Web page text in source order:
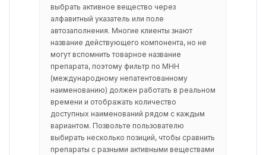
выбрать активное вещество через
алфавитный указатель или поле
автозаполнения. Многие клиенты знают
название действующего компонента, но не
могут вспомнить товарное название
препарата, поэтому фильтр по МНН
(международному непатентованному
наименованию) должен работать в реальном
времени и отображать количество
доступных наименований рядом с каждым
вариантом. Позвольте пользователю
выбирать несколько позиций, чтобы сравнить
препараты с разными активными веществами